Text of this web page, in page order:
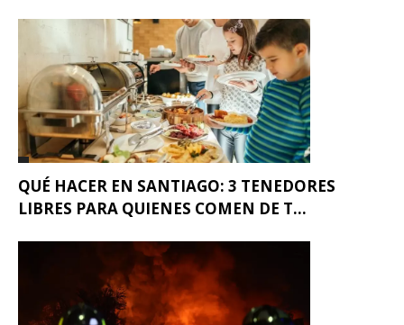
QUÉ HACER EN SANTIAGO: 3 TENEDORES
LIBRES PARA QUIENES COMEN DE T...